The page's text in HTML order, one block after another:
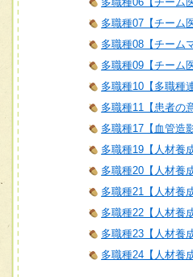
多職種07【チーム
多職種08【チーム
多職種09【チーム
多職種10【多職種
多職種11【患者の
多職種17【血管造
多職種19【人材養
多職種20【人材養
多職種21【人材養
多職種22【人材養
多職種23【人材養
多職種24【人材養